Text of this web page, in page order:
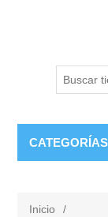
CATEGORÍAS
Inicio
/